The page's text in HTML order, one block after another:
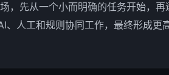
，先从一个小而明确的任务开始，
、人工和规则协同工作，最终形成更